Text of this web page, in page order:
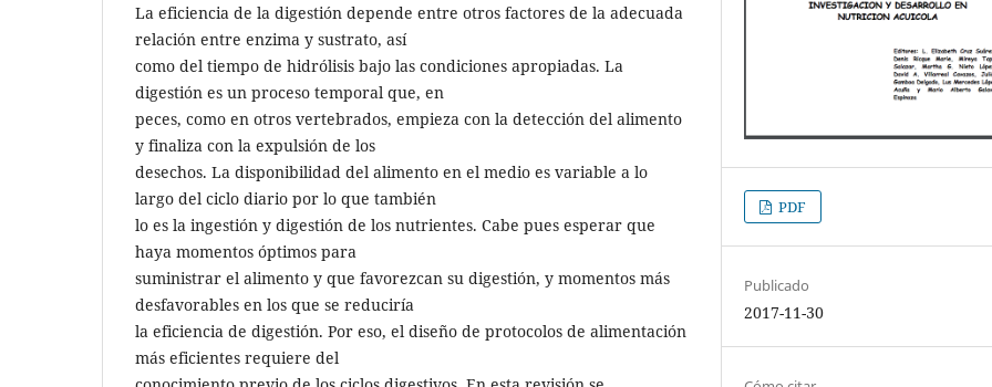
La eficiencia de la digestión depende entre otros factores de la adecuada
relación entre enzima y sustrato, así
como del tiempo de hidrólisis bajo las condiciones apropiadas. La
digestión es un proceso temporal que, en
peces, como en otros vertebrados, empieza con la detección del alimento
y finaliza con la expulsión de los
desechos. La disponibilidad del alimento en el medio es variable a lo
largo del ciclo diario por lo que también
lo es la ingestión y digestión de los nutrientes. Cabe pues esperar que
haya momentos óptimos para
suministrar el alimento y que favorezcan su digestión, y momentos más
desfavorables en los que se reduciría
la eficiencia de digestión. Por eso, el diseño de protocolos de alimentación
más eficientes requiere del
PDF
Publicado
2017-11-30